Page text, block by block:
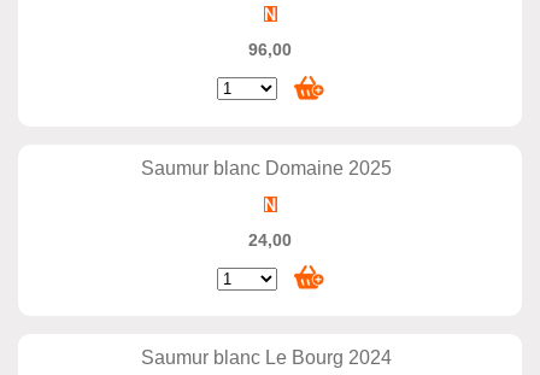
96,00
Saumur blanc Domaine 2025
24,00
Saumur blanc Le Bourg 2024